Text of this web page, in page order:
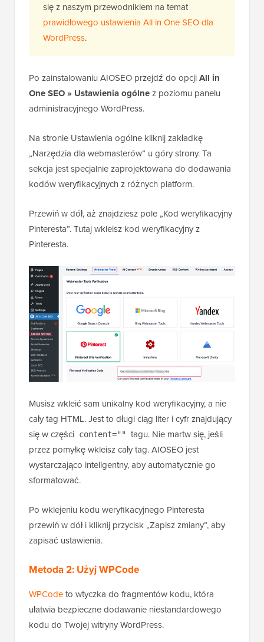
się z naszym przewodnikiem na temat
prawidłowego ustawienia All in One SEO dla
WordPress.
Po zainstalowaniu AIOSEO przejdź do opcjiAll in
One SEO » Ustawienia ogólnez poziomu panelu
administracyjnego WordPress.
Na stronie Ustawienia ogólne kliknij zakładkę
„Narzędzia dla webmasterów” u góry strony. Ta
sekcja jest specjalnie zaprojektowana do dodawania
kodów weryfikacyjnych z różnych platform.
Przewiń w dół, aż znajdziesz pole „Kod weryfikacyjny
Pinteresta”. Tutaj wkleisz kod weryfikacyjny z
Pinteresta.
Musisz wkleić sam unikalny kod weryfikacyjny, a nie
cały tag HTML. Jest to długi ciąg liter i cyfr znajdujący
się w części content=""
tagu. Nie martw się, jeśli
przez pomyłkę wkleisz cały tag. AIOSEO jest
wystarczająco inteligentny, aby automatycznie go
sformatować.
Po wklejeniu kodu weryfikacyjnego Pinteresta
przewiń w dół i kliknij przycisk „Zapisz zmiany”, aby
zapisać ustawienia.
Metoda 2: Użyj WPCode
WPCodeto wtyczka do fragmentów kodu, która
ułatwia bezpieczne dodawanie niestandardowego
kodu do Twojej witryny WordPress.